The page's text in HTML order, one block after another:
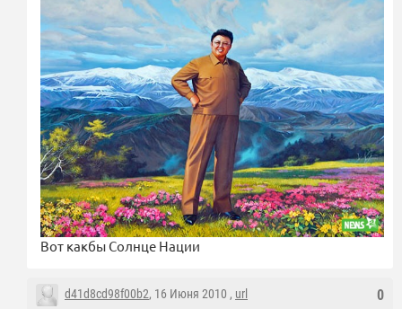
Вот какбы Солнце Нации
0
d41d8cd98f00b2, 16 Июня 2010 , url